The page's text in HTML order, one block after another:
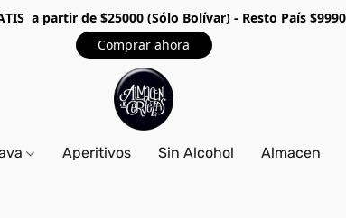
TIS a partir de $25000 (Sólo Bolívar) - Resto País
Comprar ahora
Aperitivos Sin Alcohol Almacen